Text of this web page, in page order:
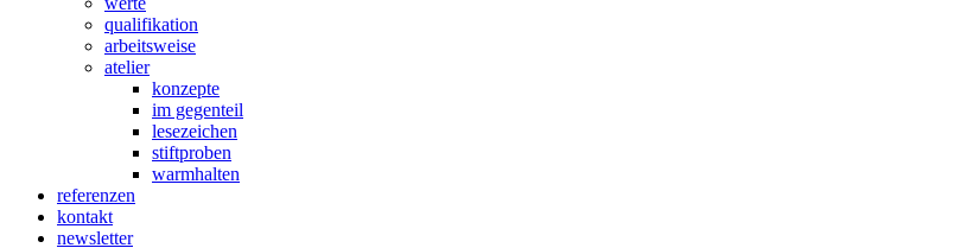
qualifikation
arbeitsweise
atelier
konzepte
im gegenteil
lesezeichen
stiftproben
warmhalten
referenzen
kontakt
newsletter